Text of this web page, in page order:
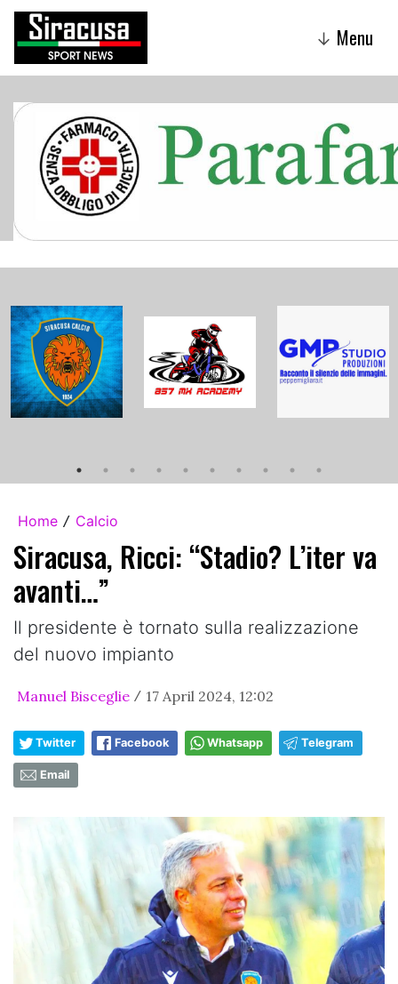
↓ Menu
Home / Calcio
Siracusa, Ricci: “Stadio? L’iter va
avanti…”
Il presidente è tornato sulla realizzazione
del nuovo impianto
Manuel Bisceglie / 17 April 2024, 12:02
Twitter Facebook Whatsapp Telegram
Email